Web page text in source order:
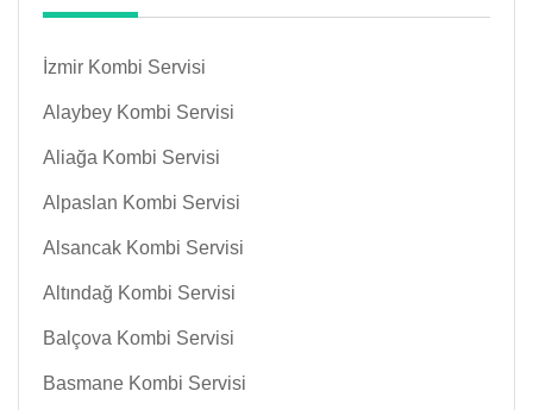
İzmir Kombi Servisi
Alaybey Kombi Servisi
Aliağa Kombi Servisi
Alpaslan Kombi Servisi
Alsancak Kombi Servisi
Altındağ Kombi Servisi
Balçova Kombi Servisi
Basmane Kombi Servisi